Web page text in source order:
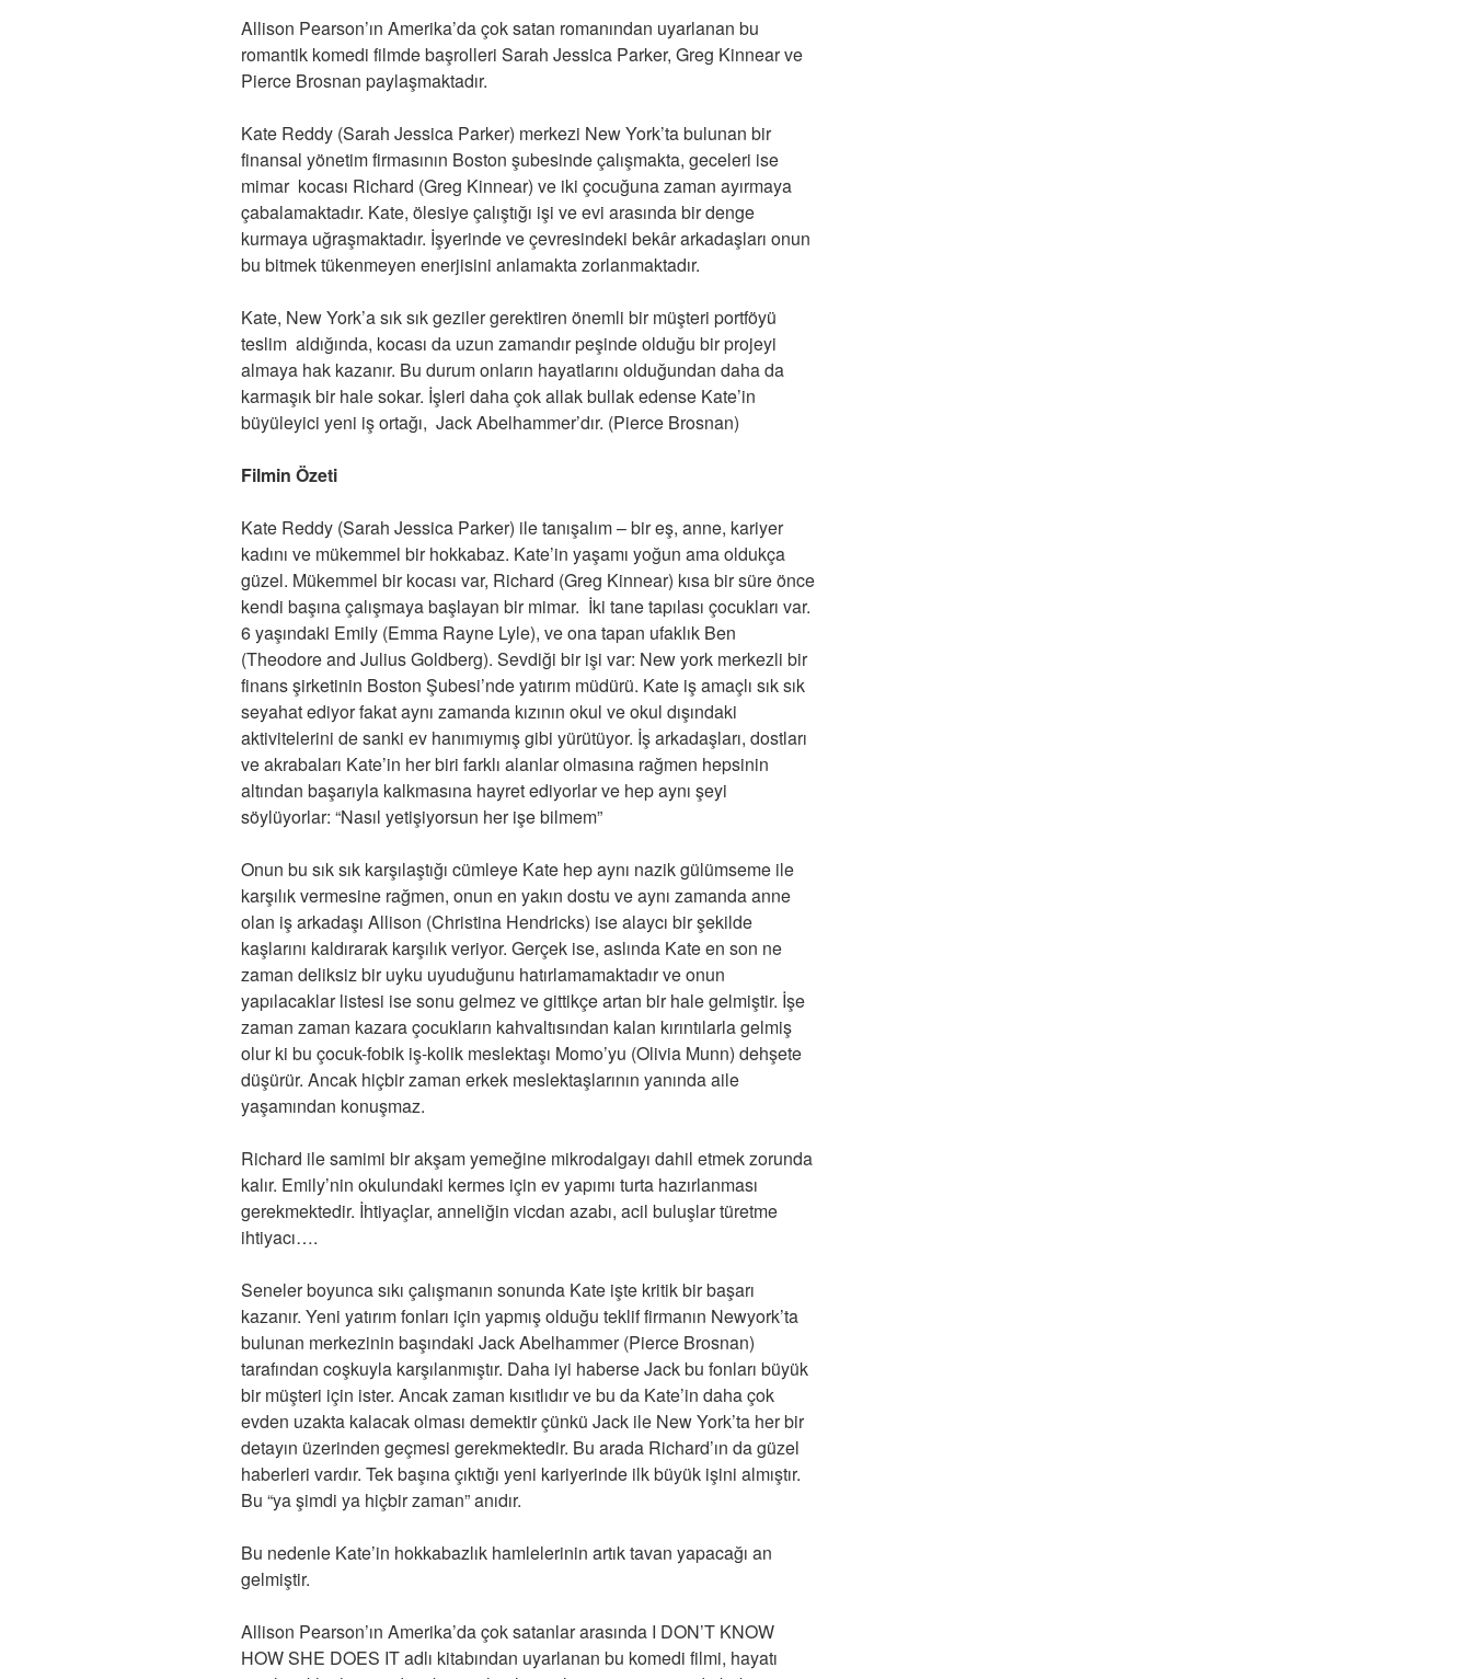
Allison Pearson’ın Amerika’da çok satan romanından uyarlanan bu
romantik komedi filmde başrolleri Sarah Jessica Parker, Greg Kinnear ve
Pierce Brosnan paylaşmaktadır.
Kate Reddy (Sarah Jessica Parker) merkezi New York’ta bulunan bir
finansal yönetim firmasının Boston şubesinde çalışmakta, geceleri ise
mimar kocası Richard (Greg Kinnear) ve iki çocuğuna zaman ayırmaya
çabalamaktadır. Kate, ölesiye çalıştığı işi ve evi arasında bir denge
kurmaya uğraşmaktadır. İşyerinde ve çevresindeki bekâr arkadaşları onun
bu bitmek tükenmeyen enerjisini anlamakta zorlanmaktadır.
Kate, New York’a sık sık geziler gerektiren önemli bir müşteri portföyü
teslim aldığında, kocası da uzun zamandır peşinde olduğu bir projeyi
almaya hak kazanır. Bu durum onların hayatlarını olduğundan daha da
karmaşık bir hale sokar. İşleri daha çok allak bullak edense Kate’in
büyüleyici yeni iş ortağı, Jack Abelhammer’dır. (Pierce Brosnan)
Filmin Özeti
Kate Reddy (Sarah Jessica Parker) ile tanışalım – bir eş, anne, kariyer
kadını ve mükemmel bir hokkabaz. Kate’in yaşamı yoğun ama oldukça
güzel. Mükemmel bir kocası var, Richard (Greg Kinnear) kısa bir süre önce
kendi başına çalışmaya başlayan bir mimar. İki tane tapılası çocukları var.
6 yaşındaki Emily (Emma Rayne Lyle), ve ona tapan ufaklık Ben
(Theodore and Julius Goldberg). Sevdiği bir işi var: New york merkezli bir
finans şirketinin Boston Şubesi’nde yatırım müdürü. Kate iş amaçlı sık sık
seyahat ediyor fakat aynı zamanda kızının okul ve okul dışındaki
aktivitelerini de sanki ev hanımıymış gibi yürütüyor. İş arkadaşları, dostları
ve akrabaları Kate’in her biri farklı alanlar olmasına rağmen hepsinin
altından başarıyla kalkmasına hayret ediyorlar ve hep aynı şeyi
söylüyorlar: “Nasıl yetişiyorsun her işe bilmem”
Onun bu sık sık karşılaştığı cümleye Kate hep aynı nazik gülümseme ile
karşılık vermesine rağmen, onun en yakın dostu ve aynı zamanda anne
olan iş arkadaşı Allison (Christina Hendricks) ise alaycı bir şekilde
kaşlarını kaldırarak karşılık veriyor. Gerçek ise, aslında Kate en son ne
zaman deliksiz bir uyku uyuduğunu hatırlamamaktadır ve onun
yapılacaklar listesi ise sonu gelmez ve gittikçe artan bir hale gelmiştir. İşe
zaman zaman kazara çocukların kahvaltısından kalan kırıntılarla gelmiş
olur ki bu çocuk-fobik iş-kolik meslektaşı Momo’yu (Olivia Munn) dehşete
düşürür. Ancak hiçbir zaman erkek meslektaşlarının yanında aile
yaşamından konuşmaz.
Richard ile samimi bir akşam yemeğine mikrodalgayı dahil etmek zorunda
kalır. Emily’nin okulundaki kermes için ev yapımı turta hazırlanması
gerekmektedir. İhtiyaçlar, anneliğin vicdan azabı, acil buluşlar türetme
ihtiyacı….
Seneler boyunca sıkı çalışmanın sonunda Kate işte kritik bir başarı
kazanır. Yeni yatırım fonları için yapmış olduğu teklif firmanın Newyork’ta
bulunan merkezinin başındaki Jack Abelhammer (Pierce Brosnan)
tarafından coşkuyla karşılanmıştır. Daha iyi haberse Jack bu fonları büyük
bir müşteri için ister. Ancak zaman kısıtlıdır ve bu da Kate’in daha çok
evden uzakta kalacak olması demektir çünkü Jack ile New York’ta her bir
detayın üzerinden geçmesi gerekmektedir. Bu arada Richard’ın da güzel
haberleri vardır. Tek başına çıktığı yeni kariyerinde ilk büyük işini almıştır.
Bu “ya şimdi ya hiçbir zaman” anıdır.
Bu nedenle Kate’in hokkabazlık hamlelerinin artık tavan yapacağı an
gelmiştir.
Allison Pearson’ın Amerika’da çok satanlar arasında I DON’T KNOW
HOW SHE DOES IT adlı kitabından uyarlanan bu komedi filmi, hayatı